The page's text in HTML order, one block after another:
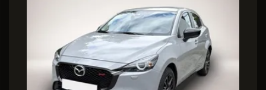
Einparkhilfe